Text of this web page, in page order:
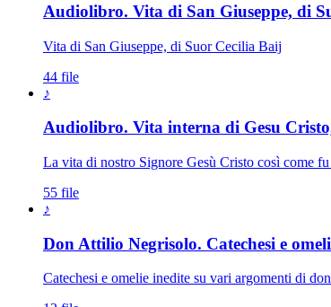
Audiolibro. Vita di San Giuseppe, di
Vita di San Giuseppe, di Suor Cecilia Baij
44 file
♪
Audiolibro. Vita interna di Gesu
La vita di nostro Signore Gesù Cristo così come
55 file
♪
Don Attilio Negrisolo. Catechesi e
Catechesi e omelie inedite su vari argomenti di